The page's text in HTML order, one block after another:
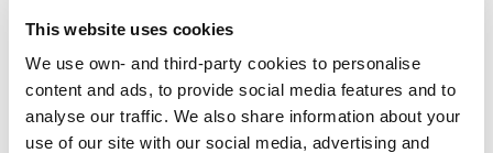
This website uses cookies
We use own- and third-party cookies to personalise
content and ads, to provide social media features and to
analyse our traffic. We also share information about your
use of our site with our social media, advertising and
Les maux de tête sont-ils héréditaires ?